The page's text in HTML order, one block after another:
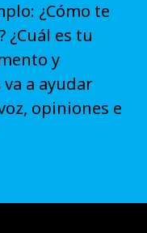
¿Cómo te
¿Cuál es tu
y
a ayudar
opiniones e